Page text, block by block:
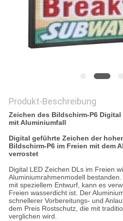
SITEMAP
PRIVACY
Produkt-Beschreibung
Zeichen des Bildschirm-P6 Digital
mit Aluminiumfall
Digital geführte Zeichen der
Bildschirm-P6 im Freien mit dem
verrostet
Digital LED Zeichen DLs im Freien
Aluminiumrahmenmodell
mit speziellem Entwurf, kann es
Freien wasserdicht ist. Der
schnellerer Vorbereitungs- und
dem Preis Rostschutz, die mit
verglichen wird.